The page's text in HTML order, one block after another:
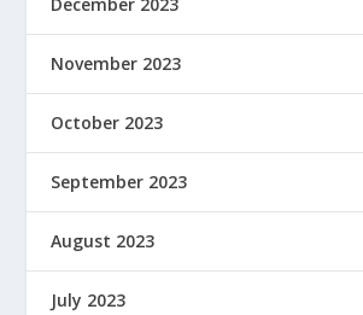
November 2023
October 2023
September 2023
August 2023
July 2023